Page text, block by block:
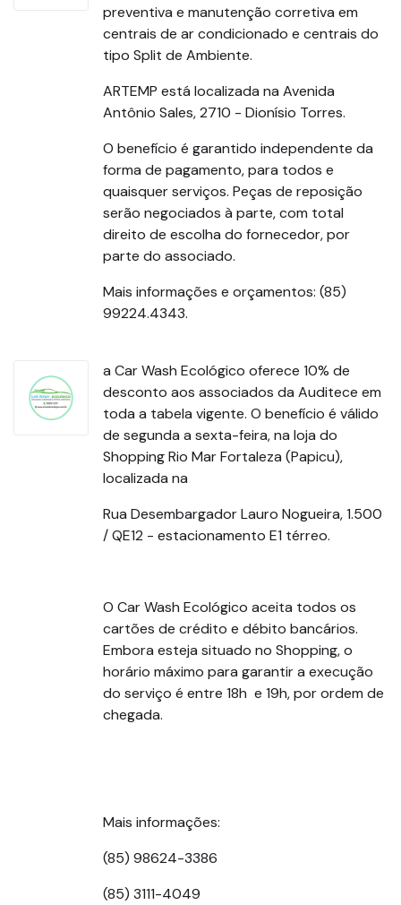
preventiva e manutenção corretiva em
centrais de ar condicionado e centrais do
tipo Split de Ambiente.
ARTEMP está localizada na Avenida
Antônio Sales, 2710 - Dionísio Torres.
O benefício é garantido independente da
forma de pagamento, para todos e
quaisquer serviços. Peças de reposição
serão negociados à parte, com total
direito de escolha do fornecedor, por
parte do associado.
Mais informações e orçamentos: (85)
99224.4343.
a Car Wash Ecológico oferece 10% de
desconto aos associados da Auditece em
toda a tabela vigente. O benefício é válido
de segunda a sexta-feira, na loja do
Shopping Rio Mar Fortaleza (Papicu),
localizada na
Rua Desembargador Lauro Nogueira, 1.500
/ QE12 - estacionamento E1 térreo.
O Car Wash Ecológico aceita todos os
cartões de crédito e débito bancários.
Embora esteja situado no Shopping, o
horário máximo para garantir a execução
do serviço é entre 18h e 19h, por ordem de
chegada.
Mais informações:
(85) 98624-3386
(85) 3111-4049